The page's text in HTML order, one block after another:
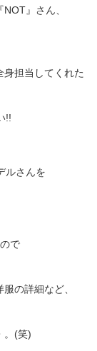
』さん、
担当してくれた
!!
ルさんを
で
の詳細など、
。(笑)